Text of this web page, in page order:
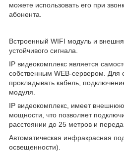
можете использовать его при
абонента.
Встроенный WIFI модуль и
устойчивого сигнала.
IP видеокомплекс является
собственным WEB-сервером. Для
прокладывать кабель,
модуля.
IP видеокомплекс, имеет
мощности, что позволяет
расстоянии до 25 метров и
Автоматическая инфракрасная
освещенности).